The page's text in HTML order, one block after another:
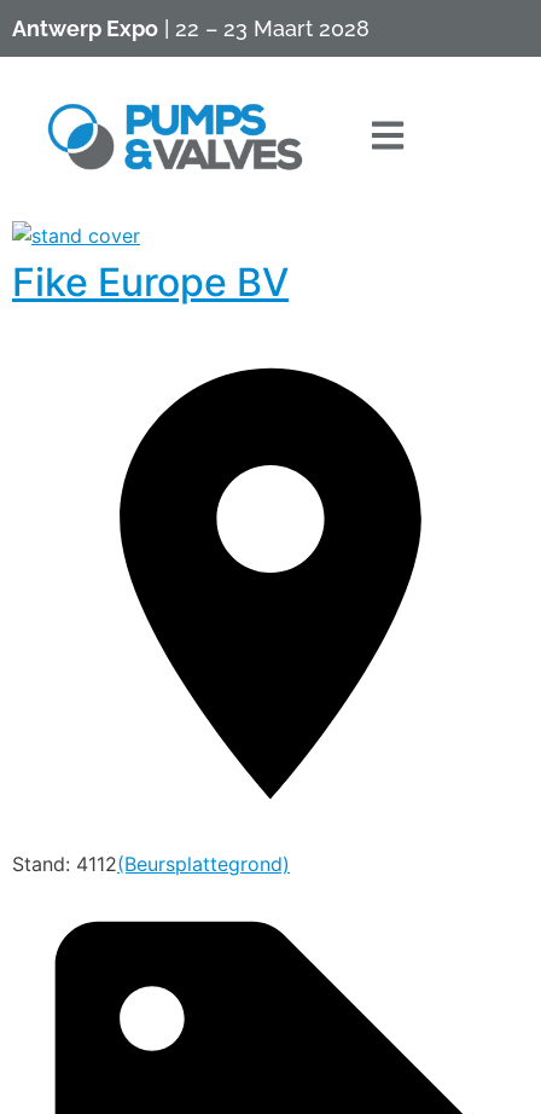
Antwerp Expo | 22 – 23 Maart 2028
Fike Europe BV
Stand: 4112(Beursplattegrond)